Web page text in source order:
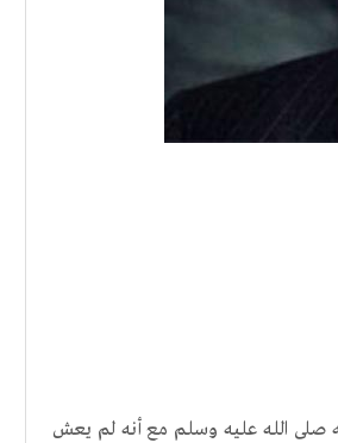
صلى الله عليه وسلم مع أنه لم يعش